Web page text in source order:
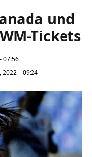
und
Tickets
07:56
2022 – 09:24